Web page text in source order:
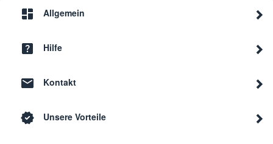
Allgemein
Hilfe
Kontakt
Unsere Vorteile